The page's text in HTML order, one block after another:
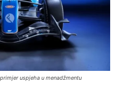
uspjeha u menadžmentu